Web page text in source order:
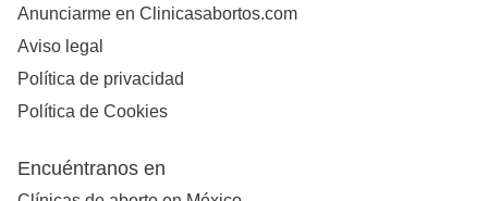
Anunciarme en Clinicasabortos.com
Aviso legal
Política de privacidad
Política de Cookies
Encuéntranos en